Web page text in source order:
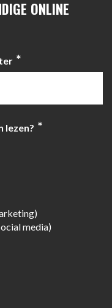
ONLINE
*
lezen? *
media)